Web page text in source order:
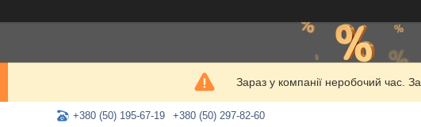
Зараз у компанії неробочий час.
+380 (50) 195-67-19 +380 (50) 297-82-60